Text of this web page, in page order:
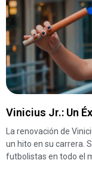
Vinicius Jr.: Un
La renovación de
un hito en su carrera.
futbolistas en todo el